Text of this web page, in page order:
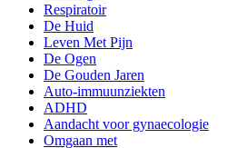
Respiratoir
De Huid
Leven Met Pijn
De Ogen
De Gouden Jaren
Auto-immuunziekten
ADHD
Aandacht voor gynaecologie
Omgaan met